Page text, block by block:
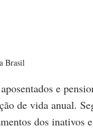
Brasil
e
de vida anual.
dos inativos